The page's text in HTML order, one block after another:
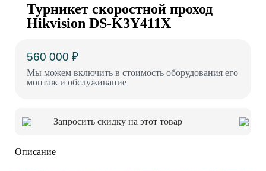
Турникет cкоростной проход
Hikvision DS-K3Y411X
560 000 ₽
Мы можем включить в стоимость оборудования его
монтаж и обслуживание
Запросить скидку на этот товар
Описание